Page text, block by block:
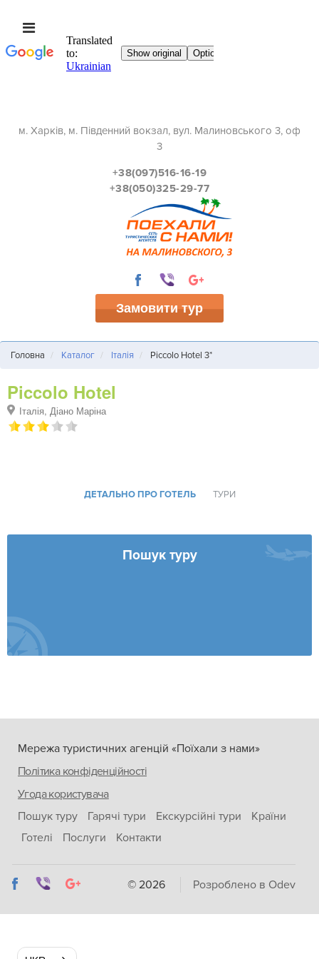
м. Харків, м. Південний вокзал, вул. Малиновського 3, оф
3
+38(097)516-16-19
+38(050)325-29-77
Замовити тур
Головна Каталог Італія Piccolo Hotel 3*
Piccolo Hotel
Італія, Діано Маріна
ДЕТАЛЬНО ПРО ГОТЕЛЬ ТУРИ
Пошук туру
Мережа туристичних агенцій «Поїхали з нами»
Політика конфіденційності
Угода користувача
Пошук туру
Гарячі тури Екскурсійні тури
Країни
Готелі
Послуги Контакти
© 2026 Розроблено в Odev